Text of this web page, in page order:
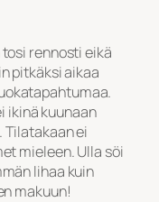
rennosti eikä
pitkäksi aikaa
ikinä kuunaan
Tilatakaan ei
mieleen. Ulla söi
lihaa kuin
makuun!